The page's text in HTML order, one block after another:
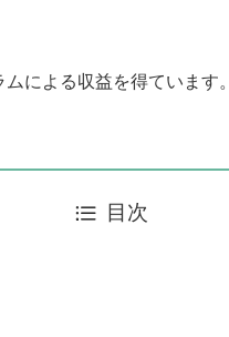
による収益を得ています。
目次